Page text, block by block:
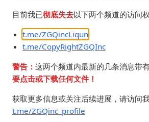
©2024 ZGQ Inc.All rights reserved
目前我已彻底失去以下两个频道的访问
t.me/ZGQincLiqun
t.me/CopyRightZGQInc
警告： 这两个频道内最新的几条消息带
要点击或下载任何文件！
获取更多信息或关注后续进展，请访问
t.me/ZGQinc_profile